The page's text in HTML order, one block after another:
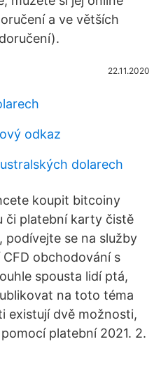
a ve větších
22.11.2020
odkaz
dolarech
koupit bitcoiny
či platební karty čistě
podívejte se na služby
obchodování s
spousta lidí ptá,
na toto téma
existují dvě možnosti,
platební 2021. 2.